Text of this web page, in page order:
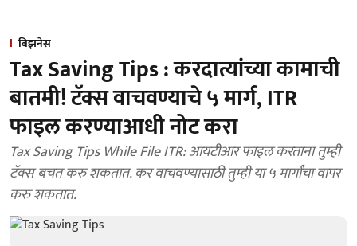
बिझनेस
Tax Saving Tips : करदात्यांच्या कामाची
बातमी! टॅक्स वाचवण्याचे ५ मार्ग, ITR
फाइल करण्याआधी नोट करा
Tax Saving Tips While File ITR: आयटीआर फाइल करताना तुम्ही
टॅक्स बचत करु शकतात. कर वाचवण्यासाठी तुम्ही या ५ मार्गांचा वापर
करु शकतात.